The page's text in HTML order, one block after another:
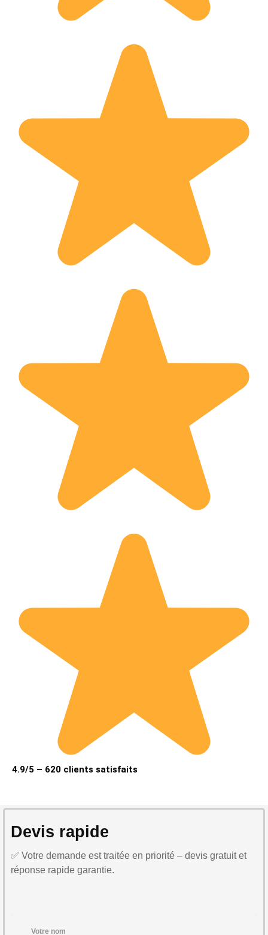
4.9/5 – 620 clients satisfaits
Devis rapide
✅ Votre demande est traitée en priorité – devis gratuit et
réponse rapide garantie.
Votre nom